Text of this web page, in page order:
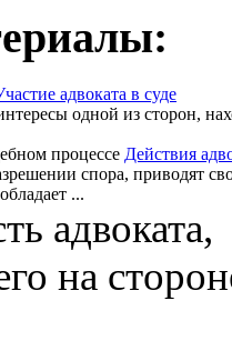
адвоката в суде
одной из сторон,
Действия
спора, приводят
...